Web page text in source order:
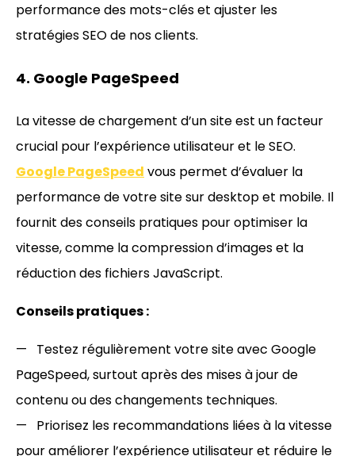
performance des mots-clés et ajuster les
stratégies SEO de nos clients.
4. Google PageSpeed
La vitesse de chargement d’un site est un facteur
crucial pour l’expérience utilisateur et le SEO.
Google PageSpeed vous permet d’évaluer la
performance de votre site sur desktop et mobile. Il
fournit des conseils pratiques pour optimiser la
vitesse, comme la compression d’images et la
réduction des fichiers JavaScript.
Conseils pratiques :
Testez régulièrement votre site avec Google
PageSpeed, surtout après des mises à jour de
contenu ou des changements techniques.
Priorisez les recommandations liées à la vitesse
pour améliorer l’expérience utilisateur et réduire le